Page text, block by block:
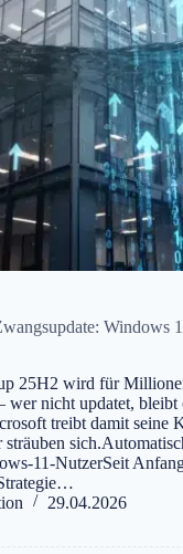
Windows
25H2 wird für
wer nicht updatet, bleibt
treibt damit seine
11-NutzerSeit
29.04.2026